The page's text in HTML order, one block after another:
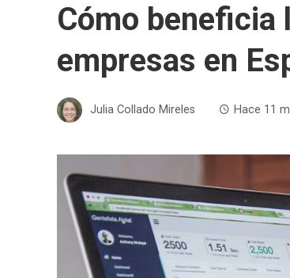
Cómo beneficia
empresas en
Julia Collado Mireles Hace 11